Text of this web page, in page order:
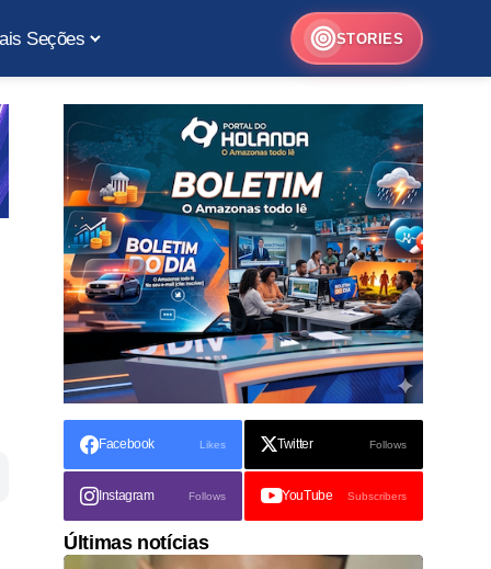
Seções STORIES
Facebook Likes Twitter Follows
Instagram Follows YouTube Subscribers
Últimas notícias